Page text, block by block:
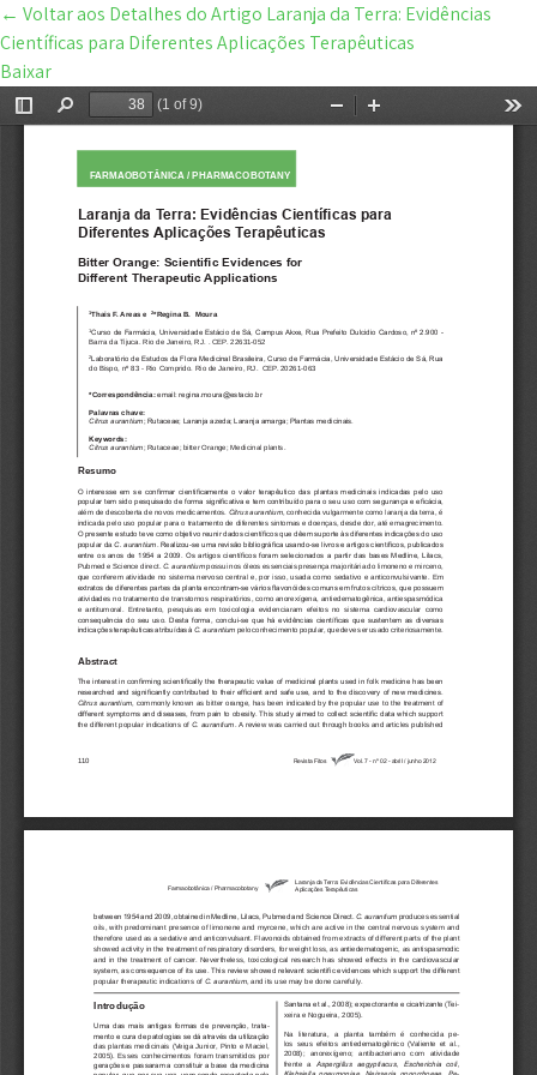
← Voltar aos Detalhes do Artigo Laranja da Terra: Evidências
Científicas para Diferentes Aplicações Terapêuticas
Baixar